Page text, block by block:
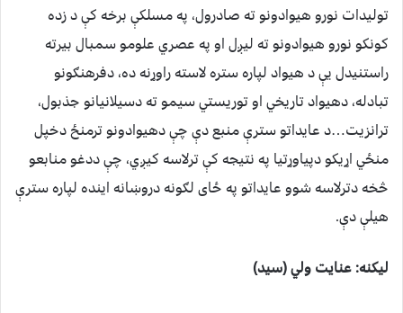
تولیدات نورو هیوادونو ته صادرول، په مسلکې برخه کې د زده
کونکو نورو هیوادونو ته لیږل او په عصري علومو سمبال بیرته
راستنیدل یې د هیواد لپاره ستره لاسته راوړنه ده، دفرهنګونو
تبادله، دهیواد تاریخي او توریستي سیمو ته دسیلانیانو جذبول،
ترانزیت…د عایداتو سترې منبع دې چې دهیوادونو ترمنځ دخپل
منځي اړیکو دپیاوړتیا په نتیجه کې ترلاسه کیږي، چې ددغو منابعو
څخه دترلاسه شوو عایداتو په ځای لګونه دروښانه اینده لپاره سترې
هیلې دې.
لیکنه: عنایت ولي (سید)